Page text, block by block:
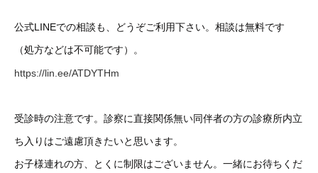
公式LINEでの相談も、どうぞご利用下さい。相談は無料です
（処方などは不可能です）。
https://lin.ee/ATDYTHm
受診時の注意です。診察に直接関係無い同伴者の方の診療所内立
ち入りはご遠慮頂きたいと思います。
お子様連れの方、とくに制限はございません。一緒にお待ちくだ